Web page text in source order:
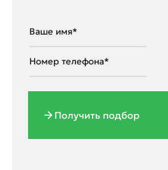
Получить подбор